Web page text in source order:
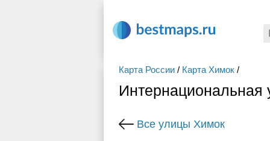
Карта России / Карта Химок /
Интернациональная
Все улицы Химок